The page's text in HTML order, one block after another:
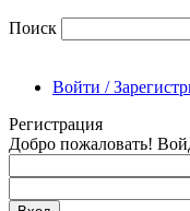
Поиск
Войти /
Регистрация
Добро пожаловать!